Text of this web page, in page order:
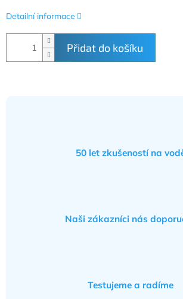
Přidat do košíku
Detailní informace
50 let zkušeností na
Naši zákazníci nás
Testujeme a radíme